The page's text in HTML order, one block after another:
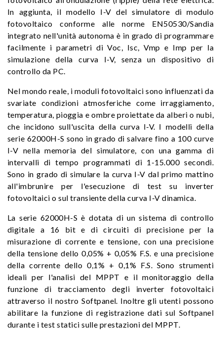
In aggiunta, il modello I-V del simulatore di modulo
fotovoltaico conforme alle norme EN50530/Sandia
integrato nell'unità autonoma è in grado di programmare
facilmente i parametri di Voc, Isc, Vmp e Imp per la
simulazione della curva I-V, senza un dispositivo di
controllo da PC.
Nel mondo reale, i moduli fotovoltaici sono influenzati da
svariate condizioni atmosferiche come irraggiamento,
temperatura, pioggia e ombre proiettate da alberi o nubi,
che incidono sull'uscita della curva I-V. I modelli della
serie 62000H-S sono in grado di salvare fino a 100 curve
I-V nella memoria del simulatore, con una gamma di
intervalli di tempo programmati di 1-15.000 secondi.
Sono in grado di simulare la curva I-V dal primo mattino
all'imbrunire per l'esecuzione di test su inverter
fotovoltaici o sul transiente della curva I-V dinamica.
La serie 62000H-S è dotata di un sistema di controllo
digitale a 16 bit e di circuiti di precisione per la
misurazione di corrente e tensione, con una precisione
della tensione dello 0,05% + 0,05% F.S. e una precisione
della corrente dello 0,1% + 0,1% F.S. Sono strumenti
ideali per l'analisi del MPPT e il monitoraggio della
funzione di tracciamento degli inverter fotovoltaici
attraverso il nostro Softpanel. Inoltre gli utenti possono
abilitare la funzione di registrazione dati sul Softpanel
durante i test statici sulle prestazioni del MPPT.